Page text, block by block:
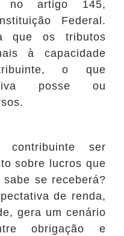
no artigo 145,
Federal.
que os tributos
à capacidade
o que
posse ou
ser
sobre lucros que
se receberá?
de renda,
gera um cenário
obrigação e